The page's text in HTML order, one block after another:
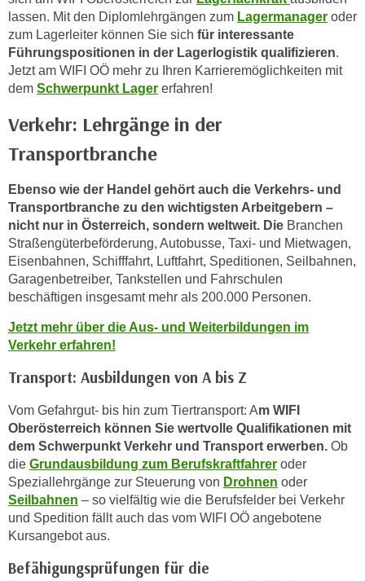
lassen. Mit den Diplomlehrgängen zum Lagermanager oder
zum Lagerleiter können Sie sich für interessante
Führungspositionen in der Lagerlogistik qualifizieren.
Jetzt am WIFI OÖ mehr zu Ihren Karrieremöglichkeiten mit
dem Schwerpunkt Lager erfahren!
Verkehr: Lehrgänge in der
Transportbranche
Ebenso wie der Handel gehört auch die Verkehrs- und
Transportbranche zu den wichtigsten Arbeitgebern –
nicht nur in Österreich, sondern weltweit. Die Branchen
Straßengüterbeförderung, Autobusse, Taxi- und Mietwagen,
Eisenbahnen, Schifffahrt, Luftfahrt, Speditionen, Seilbahnen,
Garagenbetreiber, Tankstellen und Fahrschulen
beschäftigen insgesamt mehr als 200.000 Personen.
Jetzt mehr über die Aus- und Weiterbildungen im
Verkehr erfahren!
Transport: Ausbildungen von A bis Z
Vom Gefahrgut- bis hin zum Tiertransport: Am WIFI
Oberösterreich können Sie wertvolle Qualifikationen mit
dem Schwerpunkt Verkehr und Transport erwerben. Ob
die Grundausbildung zum Berufskraftfahrer oder
Speziallehrgänge zur Steuerung von Drohnen oder
Seilbahnen – so vielfältig wie die Berufsfelder bei Verkehr
und Spedition fällt auch das vom WIFI OÖ angebotene
Kursangebot aus.
Befähigungsprüfungen für die
n
v
o
n
C
o
e
s
z
u
a
k
z
p
i
r
e
n
o
d
e
r
l